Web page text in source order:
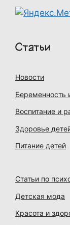
Статьи
Новости
Беременность
Воспитание и
Здоровье
Питание детей
Статьи по
Детская мода
Красота и